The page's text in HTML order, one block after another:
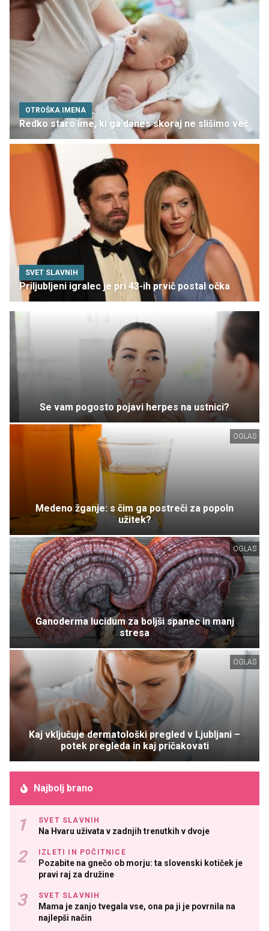
OTROŠKA IMENA
Redko staro ime, ki ga danes skoraj ne slišimo več
SVET SLAVNIH
Priljubljeni igralec je pri 43-ih prvič postal očka
Se vam pogosto pojavi herpes na ustnici?
OGLAS
Medeno žganje: s čim ga postreči za popoln
užitek?
OGLAS
Ganoderma lucidum za boljši spanec in manj
stresa
OGLAS
Kaj vključuje dermatološki pregled v Ljubljani –
potek pregleda in kaj pričakovati
Najbolj brano
SVET SLAVNIH
Na Hvaru uživata v zadnjih trenutkih v dvoje
IZLETI IN POČITNICE
Pozabite na gnečo ob morju: ta slovenski kotiček je
pravi raj za družine
SVET SLAVNIH
Mama je zanjo tvegala vse, ona pa ji je povrnila na
najlepši način